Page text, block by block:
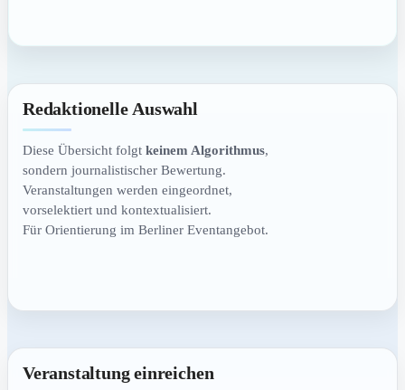
Redaktionelle Auswahl
Diese Übersicht folgt keinem Algorithmus,
sondern journalistischer Bewertung.
Veranstaltungen werden eingeordnet,
vorselektiert und kontextualisiert.
Für Orientierung im Berliner Eventangebot.
Veranstaltung einreichen